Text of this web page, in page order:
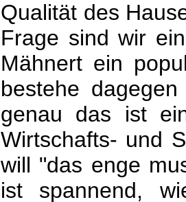
Qualität des
Frage sind wir
Mähnert ein
bestehe
genau das ist
Wirtschafts- und
will "das enge
ist spannend,